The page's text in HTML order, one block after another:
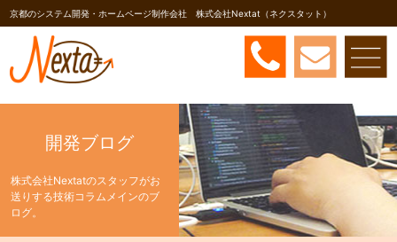
京都のシステム開発・ホームページ制作会社 株式会社Nextat（ネクスタット）
開発ブログ
株式会社Nextatのスタッフがお
送りする技術コラムメインのブ
ログ。